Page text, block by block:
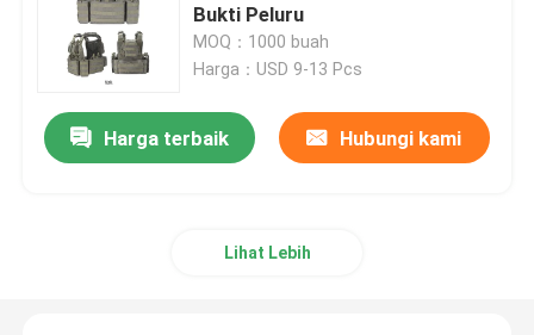
Bukti Peluru
MOQ：1000 buah
Harga：USD 9-13 Pcs
Harga terbaik Hubungi kami
Lihat Lebih